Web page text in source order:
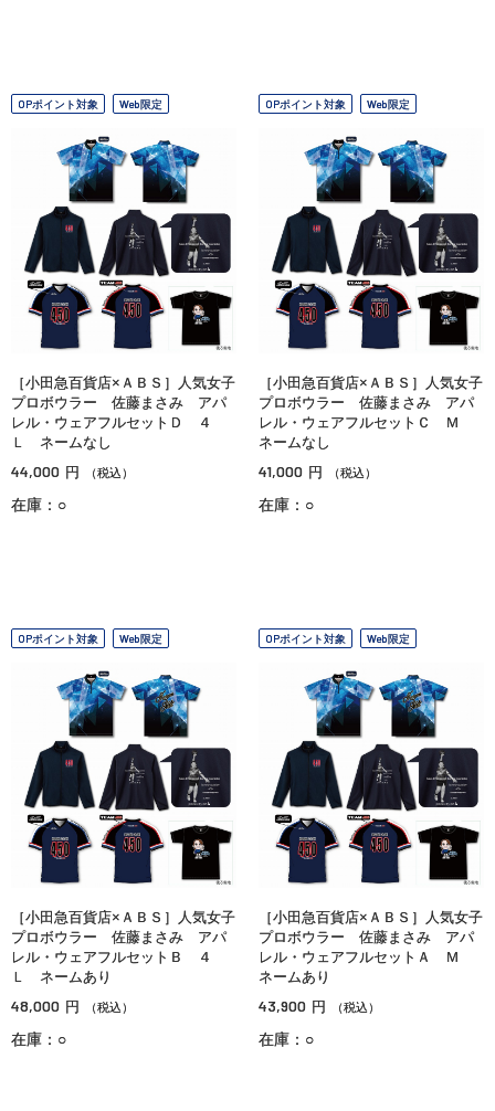
OPポイント対象 Web限定
［小田急百貨店×ＡＢＳ］人気女子
プロボウラー 佐藤まさみ アパ
レル・ウェアフルセットＤ ４
Ｌ ネームなし
44,000 円 （税込）
在庫：○
OPポイント対象 Web限定
［小田急百貨店×ＡＢＳ］人気女子
プロボウラー 佐藤まさみ アパ
レル・ウェアフルセットＣ Ｍ
ネームなし
41,000 円 （税込）
在庫：○
OPポイント対象 Web限定
［小田急百貨店×ＡＢＳ］人気女子
プロボウラー 佐藤まさみ アパ
レル・ウェアフルセットＢ ４
Ｌ ネームあり
48,000 円 （税込）
在庫：○
OPポイント対象 Web限定
［小田急百貨店×ＡＢＳ］人気女子
プロボウラー 佐藤まさみ アパ
レル・ウェアフルセットＡ Ｍ
ネームあり
43,900 円 （税込）
在庫：○